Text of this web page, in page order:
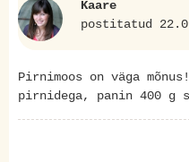
Kaare
postitatud
Pirnimoos on väga
pirnidega, panin 400 g